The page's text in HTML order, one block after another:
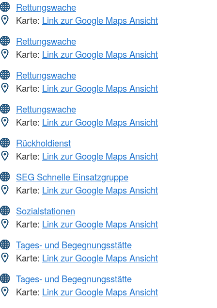
Rettungswache
Karte: Link zur Google Maps Ansicht
Rettungswache
Karte: Link zur Google Maps Ansicht
Rettungswache
Karte: Link zur Google Maps Ansicht
Rettungswache
Karte: Link zur Google Maps Ansicht
Rückholdienst
Karte: Link zur Google Maps Ansicht
SEG Schnelle Einsatzgruppe
Karte: Link zur Google Maps Ansicht
Sozialstationen
Karte: Link zur Google Maps Ansicht
Tages- und Begegnungsstätte
Karte: Link zur Google Maps Ansicht
Tages- und Begegnungsstätte
Karte: Link zur Google Maps Ansicht